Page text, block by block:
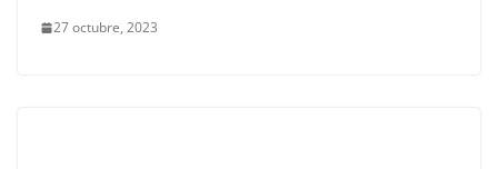
27 octubre, 2023